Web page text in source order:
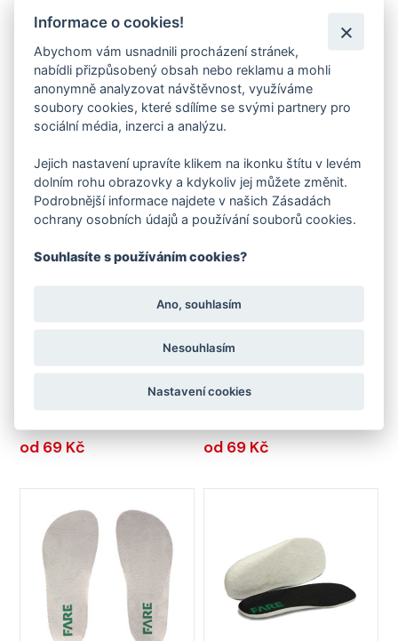
Podešev je rovná s mírným podpatkem cca 2 mm,
což přispívá ke stabilitě při chůzi. Šněrování
umožňuje snadné a přesné dotažení obuvi podle
potřeby. Lehká a pohodlná konstrukce podporuje
přirozený pohyb a dělá z této obuvi spolehlivého
společníka pro každý dětský den.
Doplňkový sortiment z naší nabídky
od 69 Kč od 69 Kč
Informace o cookies!
Abychom vám usnadnili procházení stránek,
nabídli přizpůsobený obsah nebo reklamu a mohli
anonymně analyzovat návštěvnost, využíváme
soubory cookies, které sdílíme se svými partnery pro
sociální média, inzerci a analýzu.
Jejich nastavení upravíte klikem na ikonku štítu v levém
dolním rohu obrazovky a kdykoliv jej můžete změnit.
Podrobnější informace najdete v našich Zásadách
ochrany osobních údajů a používání souborů cookies.
Souhlasíte s používáním cookies?
Ano, souhlasím
Nesouhlasím
Nastavení cookies